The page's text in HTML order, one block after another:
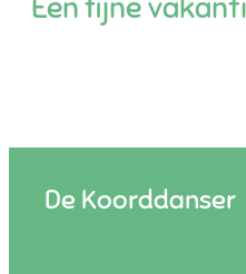
Een fijne
Contact &
De Koorddanser